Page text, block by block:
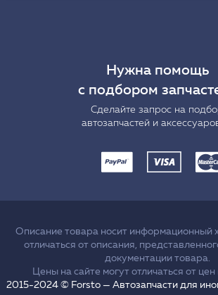
Нужна помощь
с подбором
Сделайте запрос на
автозапчастей и
Описание товара носит информационный
отличаться от описания,
документации товара.
Цены на сайте могут отличаться от
2015-2024 © Forsto — Автозапчасти для